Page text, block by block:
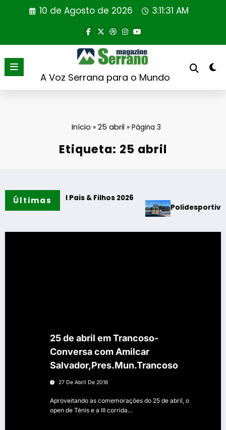
10 de Agosto de 2026 3:11:31 AM
A Voz Serrana para o Mundo
Início »25 abril »Página 3
Etiqueta: 25 abril
Últimas
DCI Pais & Filhos 2026
Polidesportivo e
25 de abril em Trancoso-
Conversa com Amilcar
Salvador,Pres.Mun.Trancoso
27 De Abril De 2016
Aproveitando as comemorações do 25 de abril, o
open de Ténis e a III corrida…